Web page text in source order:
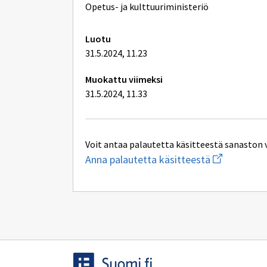
lisätiedot
Opetus- ja kulttuuriministeriö
Luotu
31.5.2024, 11.23
Muokattu viimeksi
31.5.2024, 11.33
Voit antaa palautetta käsitteestä sanaston
Anna palautetta käsitteestä Aloita
uuden
kirjoitus